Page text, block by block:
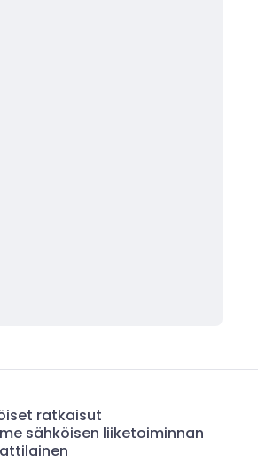
ratkaisut
sähköisen liiketoiminnan